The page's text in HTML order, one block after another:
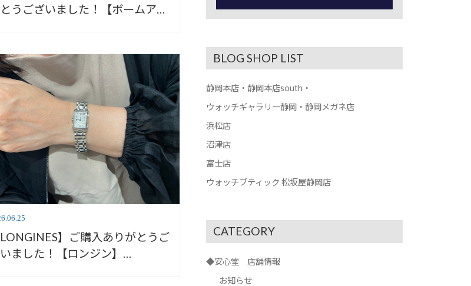
うございました！【ボームアン
LONGINES】ご購入ありがとうご
ました！【ロンジン】
BLOG SHOP LIST
静岡本店・静岡本店south・
ウォッチギャラリー静岡・静岡メガネ店
浜松店
沼津店
富士店
ウォッチブティック 松坂屋静岡店
CATEGORY
◆安心堂 店舗情報
お知らせ